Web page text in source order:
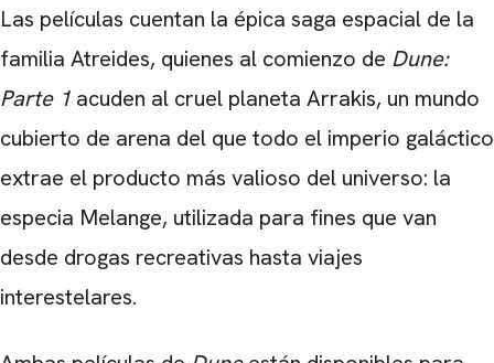
Las películas cuentan la épica saga espacial de la
familia Atreides, quienes al comienzo de Dune:
Parte 1 acuden al cruel planeta Arrakis, un mundo
cubierto de arena del que todo el imperio galáctico
extrae el producto más valioso del universo: la
especia Melange, utilizada para fines que van
desde drogas recreativas hasta viajes
interestelares.